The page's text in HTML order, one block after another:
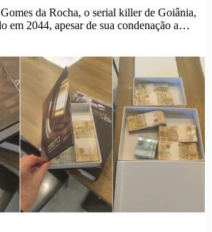
da Rocha, o serial killer de Goiânia,
em 2044, apesar de sua condenação a…